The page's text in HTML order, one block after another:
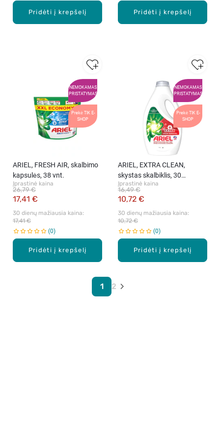
Pridėti į krepšelį Pridėti į krepšelį
NEMOKAMAS
PRISTATYMAS
Prekė TIK E-
SHOP
Pridėti į krepšelį
ARIEL, FRESH AIR, skalbimo
kapsulės, 38 vnt.
Įprastinė kaina
17,41 €
26,79 €
30 dienų mažiausia kaina:
17,41 €
0
NEMOKAMAS
PRISTATYMAS
Prekė TIK E-
SHOP
Pridėti į krepšelį
ARIEL, EXTRA CLEAN,
skystas skalbiklis, 30
skalbimų, 1,35 l.
Įprastinė kaina
10,72 €
16,49 €
30 dienų mažiausia kaina:
10,72 €
0
1 2